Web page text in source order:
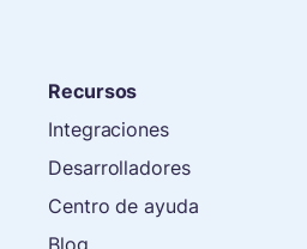
Recursos
Integraciones
Desarrolladores
Centro de ayuda
Blog